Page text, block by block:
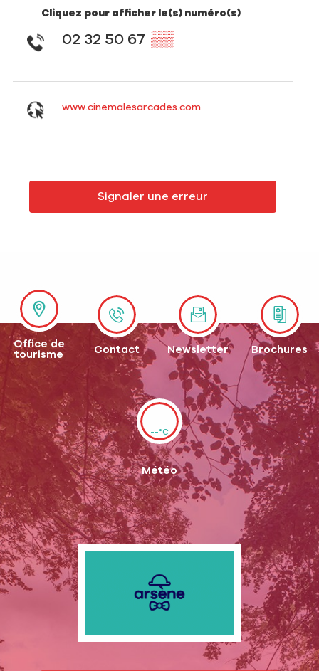
Cliquez pour afficher le(s) numéro(s)
02 32 50 67 ▒▒
www.cinemalesarcades.com
Signaler une erreur
Office de
tourisme
Contact Newsletter Brochures
--°C
Météo